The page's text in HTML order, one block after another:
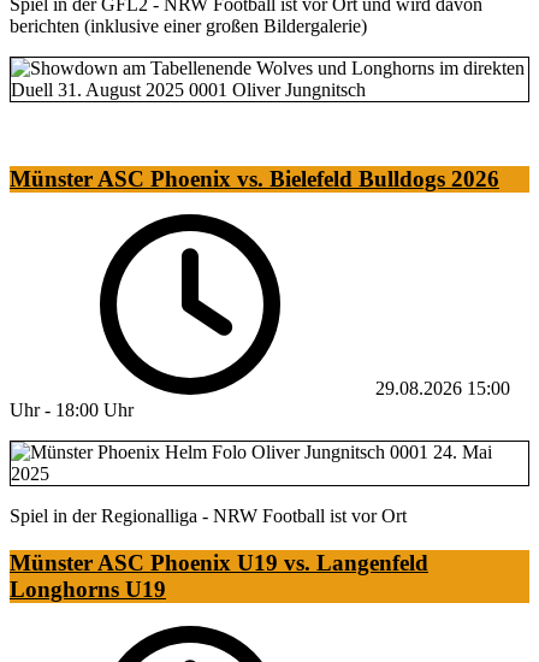
Spiel in der GFL2 - NRW Football ist vor Ort und wird davon
berichten (inklusive einer großen Bildergalerie)
Münster ASC Phoenix vs. Bielefeld Bulldogs 2026
29.08.2026 15:00
Uhr - 18:00 Uhr
Spiel in der Regionalliga - NRW Football ist vor Ort
Münster ASC Phoenix U19 vs. Langenfeld
Longhorns U19